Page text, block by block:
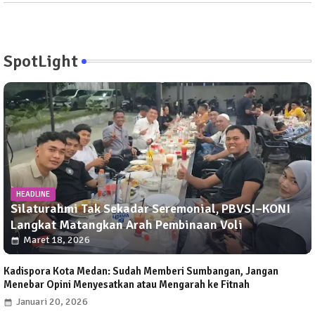
SpotLight
HEADLINE
Silaturahmi Tak Sekadar Seremonial, PBVSI–KONI
Langkat Matangkan Arah Pembinaan Voli
Maret 18, 2026
Kadispora Kota Medan: Sudah Memberi Sumbangan, Jangan
Menebar Opini Menyesatkan atau Mengarah ke Fitnah
Januari 20, 2026